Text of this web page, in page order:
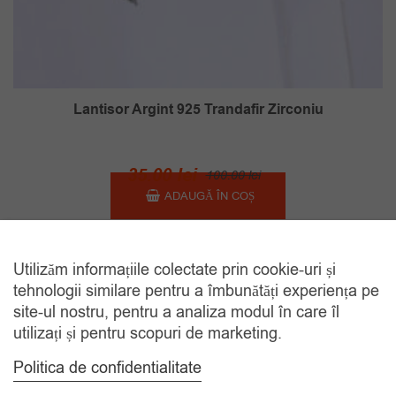
Lantisor Argint 925 Trandafir Zirconiu
100.00lei
Prețul
inițial
a
100.00 lei.
35.00leiPrețul
curent
este:
ADAUGĂ ÎN COȘ
REDUS
Utilizăm informațiile colectate prin cookie-uri și
tehnologii similare pentru a îmbunătăți experiența pe
site-ul nostru, pentru a analiza modul în care îl
utilizați și pentru scopuri de marketing.
Politica de confidentialitate